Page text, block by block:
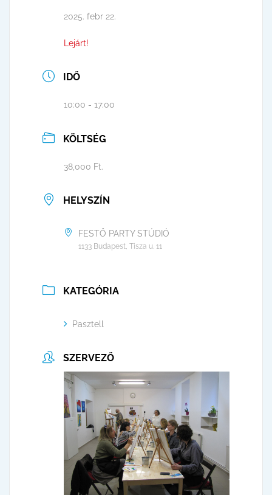
2025. febr 22.
Lejárt!
IDŐ
10:00 - 17:00
KÖLTSÉG
38,000 Ft.
HELYSZÍN
FESTŐ PARTY STÚDIÓ
1133 Budapest, Tisza u. 11
KATEGÓRIA
Pasztell
SZERVEZŐ